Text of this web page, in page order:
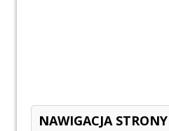
NAWIGACJA STRONY